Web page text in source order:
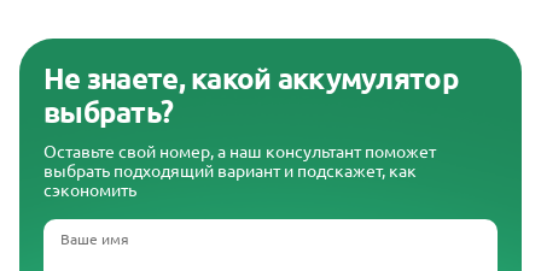
Не знаете, какой аккумулятор
выбрать?
Оставьте свой номер, а наш консультант поможет
выбрать подходящий вариант и подскажет, как
сэкономить
Ваше имя